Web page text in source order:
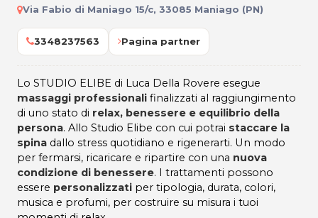
Via Fabio di Maniago 15/c, 33085 Maniago (PN)
3348237563 Pagina partner
Lo STUDIO ELIBE di Luca Della Rovere esegue
massaggi professionali finalizzati al raggiungimento
di uno stato di relax, benessere e equilibrio della
persona. Allo Studio Elibe con cui potrai staccare la
spina dallo stress quotidiano e rigenerarti. Un modo
per fermarsi, ricaricare e ripartire con una nuova
condizione di benessere. I trattamenti possono
essere personalizzati per tipologia, durata, colori,
musica e profumi, per costruire su misura i tuoi